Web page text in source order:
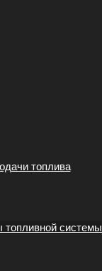
топлива
топливной системы